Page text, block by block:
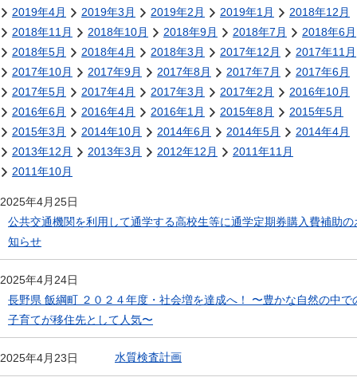
2019年4月
2019年3月 2019年2月 2019年1月
2018年12月
2018年11月
2018年10月 2018年9月 2018年7月
2018年6月
2018年5月
2018年4月 2018年3月 2017年12月
2017年11月
2017年10月
2017年9月 2017年8月 2017年7月
2017年6月
2017年5月
2017年4月 2017年3月 2017年2月
2016年10月
2016年6月
2016年4月 2016年1月 2015年8月
2015年5月
2015年3月
2014年10月 2014年6月 2014年5月
2014年4月
2013年12月
2013年3月 2012年12月
2011年11月
2011年10月
2025年4月25日
公共交通機関を利用して通学する高校生等に通学定期券購入費補助の
知らせ
2025年4月24日
長野県 飯綱町 ２０２４年度・社会増を達成へ！ 〜豊かな自然の中で
子育てが移住先として人気〜
2025年4月23日 水質検査計画